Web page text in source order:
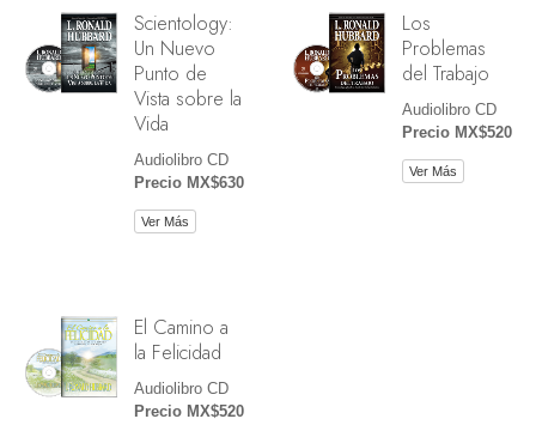
Scientology:
Un Nuevo
Punto de
Vista sobre la
Vida
Audiolibro CD
Precio MX$630
Ver Más
Los
Problemas
del Trabajo
Audiolibro CD
Precio MX$520
Ver Más
El Camino a
la Felicidad
Audiolibro CD
Precio MX$520